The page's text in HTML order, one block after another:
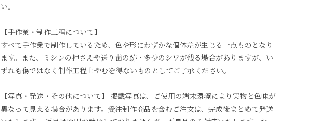
い。
【手作業・制作工程について】
すべて手作業で制作しているため、色や形にわずかな個体差が生じる一点ものとなり
ます。また、ミシンの押さえや送り歯の跡・多少のシワが残る場合がありますが、い
ずれも傷ではなく制作工程上やむを得ないものとしてご了承ください。
【写真・発送・その他について】 掲載写真は、ご使用の端末環境により実物と色味が
異なって見える場合があります。受注制作商品を含むご注文は、完成後まとめて発送